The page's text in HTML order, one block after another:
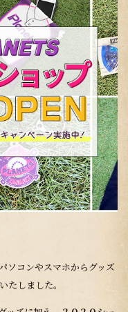
ソコンやスマホからグッズ
たしました。